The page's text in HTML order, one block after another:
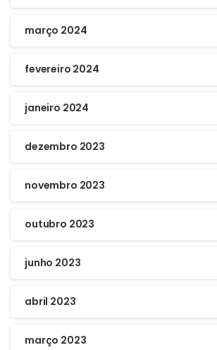
março 2024
fevereiro 2024
janeiro 2024
dezembro 2023
novembro 2023
outubro 2023
junho 2023
abril 2023
março 2023